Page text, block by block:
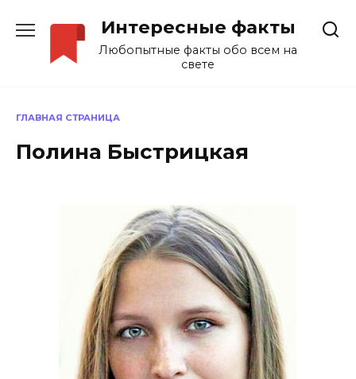
содержанию
Интересные факты
Любопытные факты обо всем на
свете
ГЛАВНАЯ СТРАНИЦА
Полина Быстрицкая